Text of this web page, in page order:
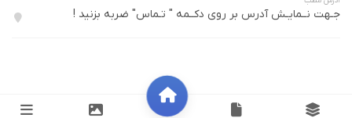
جـهت نــمایـش آدرس بر روی دکــمه " تـماس" ضربه بزنید !